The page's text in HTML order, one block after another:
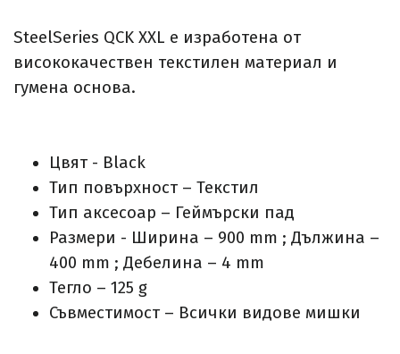
SteelSeries QCK XXL е изработена от
висококачествен текстилен материал и
гумена основа.
Цвят - Black
Тип повърхност – Текстил
Тип аксесоар – Геймърски пад
Размери - Ширина – 900 mm ; Дължина –
400 mm ; Дебелина – 4 mm
Тегло – 125 g
Съвместимост – Всички видове мишки